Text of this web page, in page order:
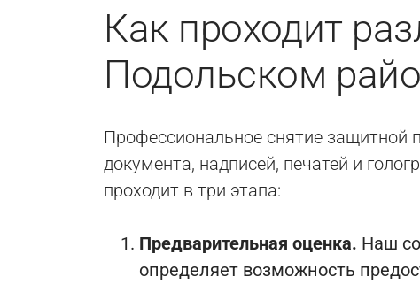
Как проходит
Подольском
Профессиональное снятие защитной
документа, надписей, печатей и
проходит в три этапа:
Предварительная оценка. Наш
определяет возможность